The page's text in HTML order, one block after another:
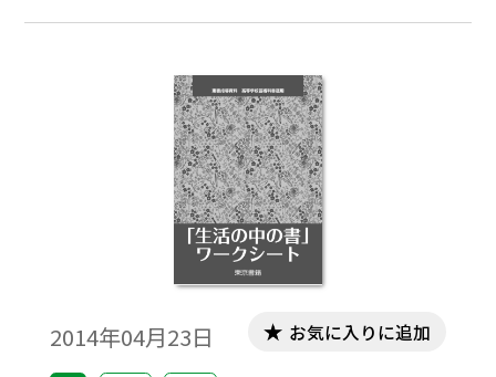
まざまな心情とともに、性格や考え方など
れらの特徴を的確な言葉で表す練習を行う
ことで、人物像を表す語彙を増やし、語感
を磨く機会としたい。
2014年04月23日 お気に入りに追加